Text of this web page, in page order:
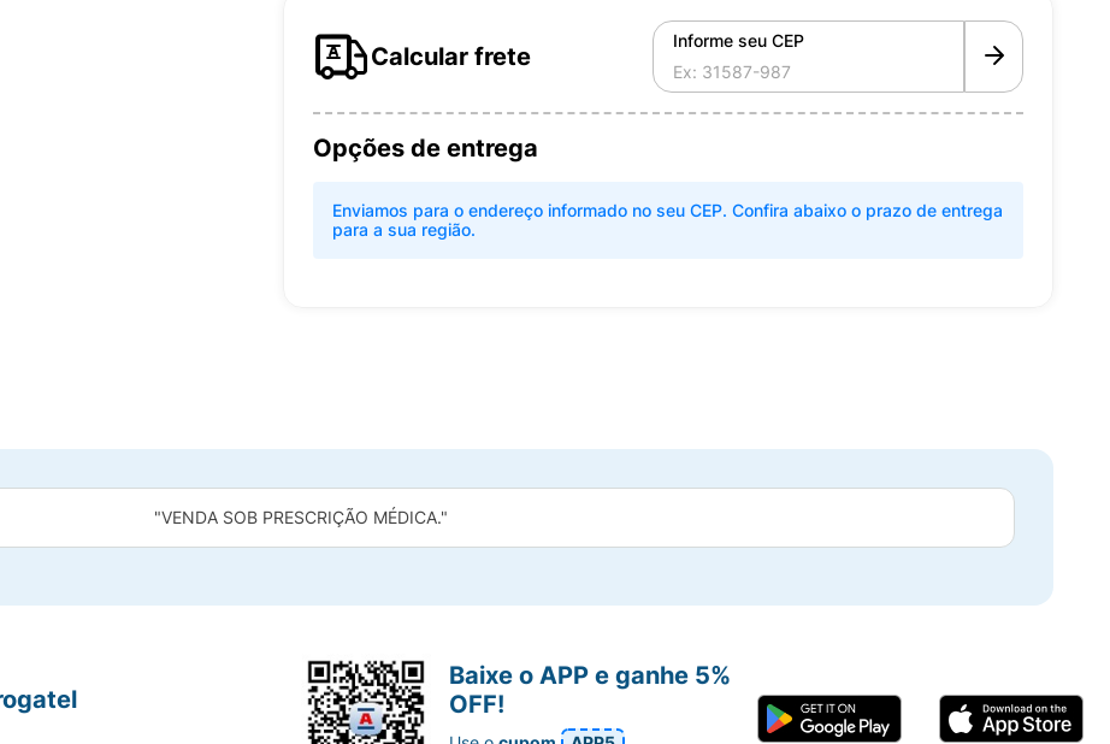
Calcular frete
Informe seu CEP
Opções de entrega
Enviamos para o endereço informado no seu CEP. Confira abaixo o prazo de entrega
para a sua região.
"VENDA SOB PRESCRIÇÃO MÉDICA."
Baixe o APP e ganhe 5%
OFF!